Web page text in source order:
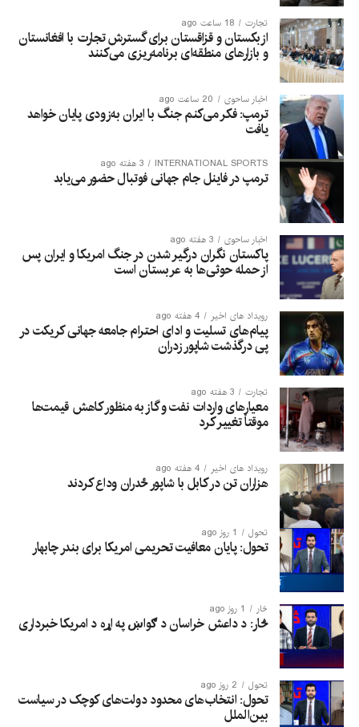
تجارت 18 ساعت ago
ازبکستان و قزاقستان برای گسترش تجارت با افغانستان
و بازارهای منطقه‌ای برنامه‌ریزی می‌کنند
اخبار ساحوی 20 ساعت ago
ترمپ: فکر می‌کنم جنگ با ایران به‌زودی پایان خواهد
یافت
INTERNATIONAL SPORTS 3 هفته ago
ترمپ در فاینل جام جهانی فوتبال حضور می‌یابد
اخبار ساحوی 3 هفته ago
پاکستان نگران درگیر شدن در جنگ امریکا و ایران پس
از حمله حوثی‌ها به عربستان است
رویداد های اخیر 4 هفته ago
پیام‌های تسلیت و ادای احترام جامعه جهانی کریکت در
پی درگذشت شاپور زدران
تجارت 3 هفته ago
معیارهای واردات نفت و گاز به منظور کاهش قیمت‌ها
موقتاً تغییر کرد
رویداد های اخیر 4 هفته ago
هزاران تن در کابل با شاپور ځدران وداع کردند
تحول 1 روز ago
تحول: پایان معافیت تحریمی امریکا برای بندر چابهار
څار 1 روز ago
څار: د داعش خراسان د ګواښ په اړه د امریکا خبرداری
تحول 2 روز ago
تحول: انتخاب‌های محدود دولت‌های کوچک در سیاست
بین‌الملل